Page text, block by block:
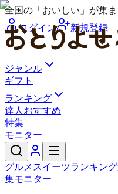
全国の「おいしい」が集
ログイン
新規登録
ジャンル
ギフト
ランキング
達人おすすめ
特集
モニター
グルメ スイーツランキング
集モニター